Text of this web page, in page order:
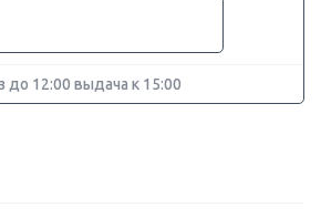
до 12:00 выдача к 15:00